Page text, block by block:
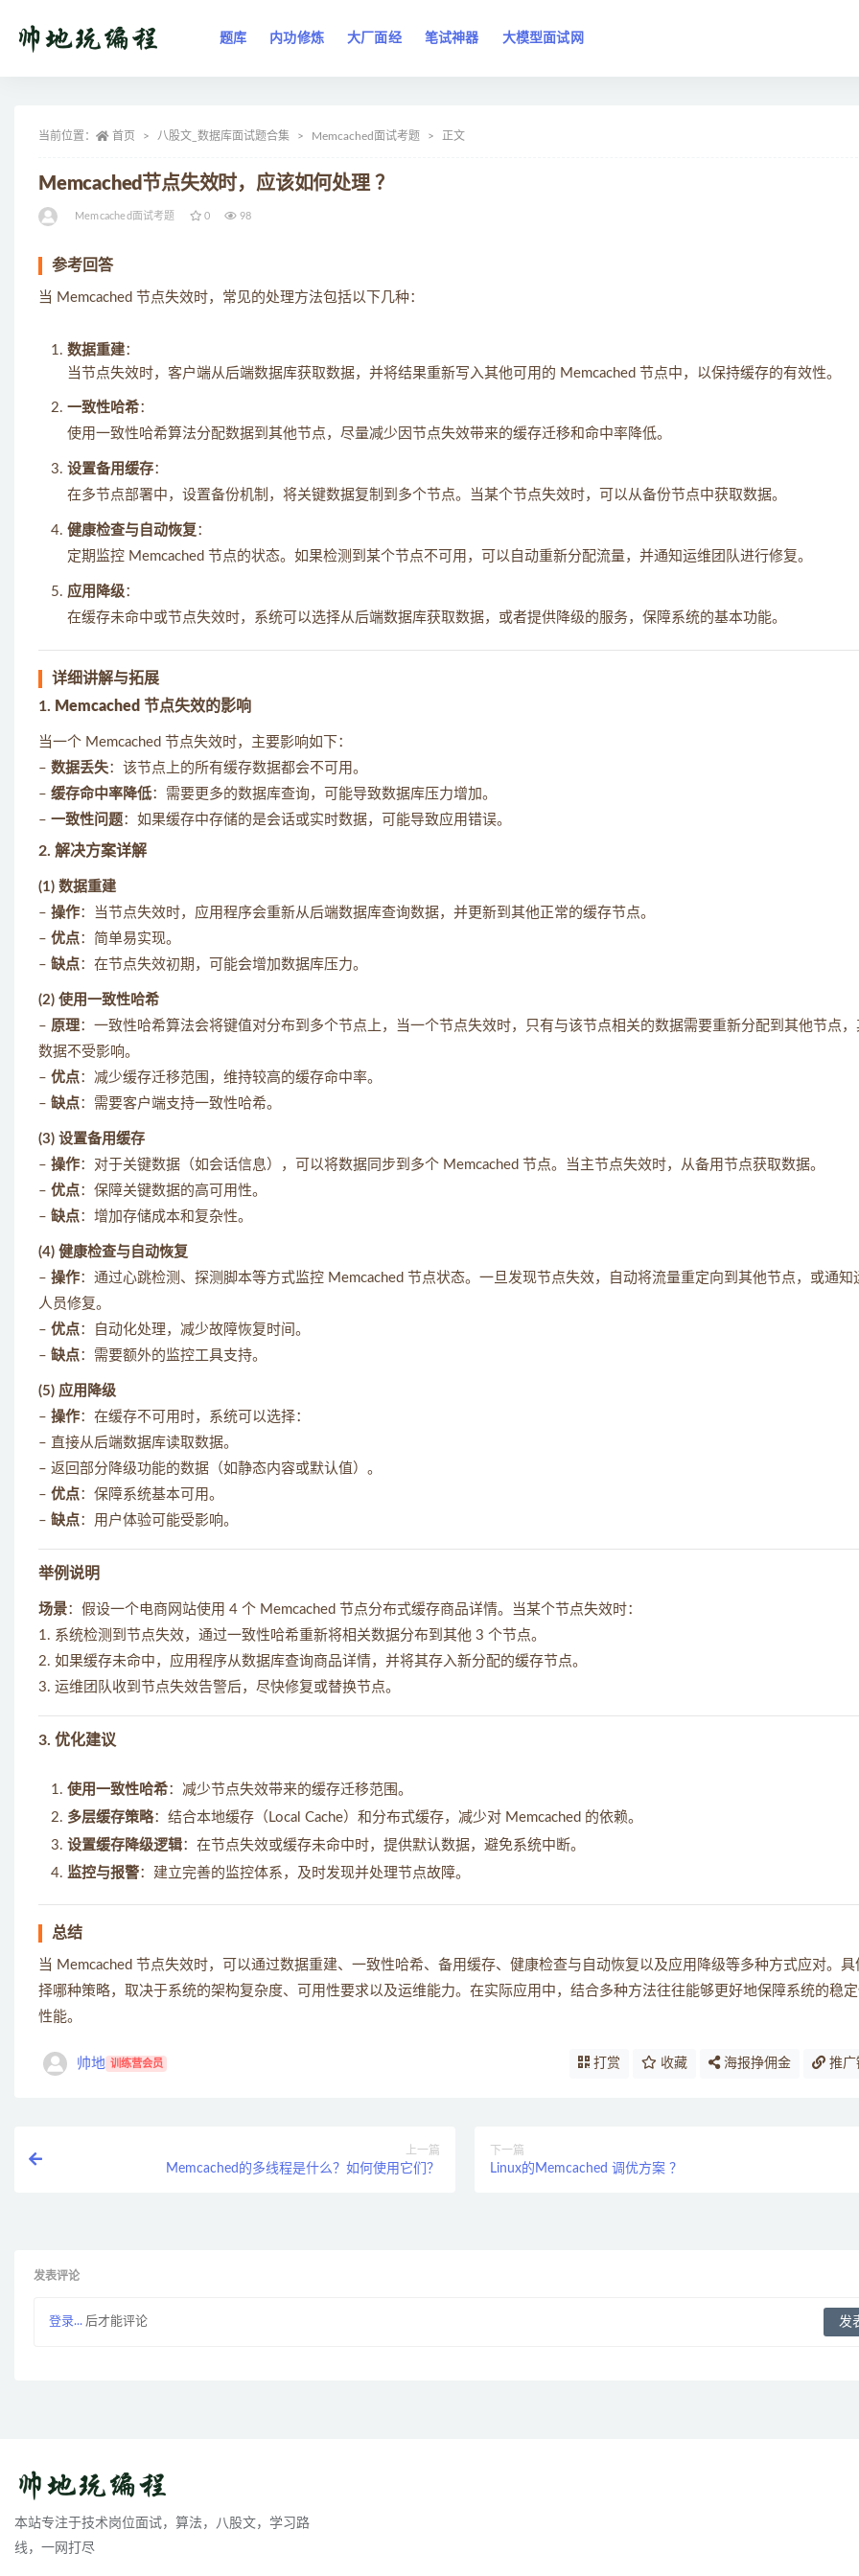
题库 内功修炼 大厂面经 笔试神器 大模型面试网
当前位置： 首页 八股文_数据库面试题合集 Memcached面试考题 正文
Memcached节点失效时，应该如何处理 ？
Memcached面试考题 0 98
参考回答
当 Memcached 节点失效时，常见的处理方法包括以下几种：
数据重建：
当节点失效时，客户端从后端数据库获取数据，并将结果重新写入其他可用的 Memcached 节点中，以保持缓存的有效性。
一致性哈希：
使用一致性哈希算法分配数据到其他节点，尽量减少因节点失效带来的缓存迁移和命中率降低。
设置备用缓存：
在多节点部署中，设置备份机制，将关键数据复制到多个节点。当某个节点失效时，可以从备份节点中获取数据。
健康检查与自动恢复 ：
定期监控 Memcached 节点的状态。如果检测到某个节点不可用，可以自动重新分配流量，并通知运维团队进行修复。
应用降级：
在缓存未命中或节点失效时，系统可以选择从后端数据库获取数据，或者提供降级的服务，保障系统的基本功能。
详细讲解与拓展
1. Memcached 节点失效的影响
当一个 Memcached 节点失效时，主要影响如下：
– 数据丢失：该节点上的所有缓存数据都会不可用。
– 缓存命中率降低：需要更多的数据库查询，可能导致数据库压力增加。
– 一致性问题：如果缓存中存储的是会话或实时数据，可能导致应用错误。
2. 解决方案详解
(1) 数据重建
– 操作：当节点失效时，应用程序会重新从后端数据库查询数据，并更新到其他正常的缓存节点。
– 优点：简单易实现。
– 缺点：在节点失效初期，可能会增加数据库压力。
(2) 使用一致性哈希
– 原理：一致性哈希算法会将键值对分布到多个节点上，当一个节点失效时，只有与该节点相关的数据需要重新分配到其他节点，
数据不受影响。
– 优点：减少缓存迁移范围，维持较高的缓存命中率。
– 缺点：需要客户端支持一致性哈希。
(3) 设置备用缓存
– 操作：对于关键数据（如会话信息），可以将数据同步到多个 Memcached 节点。当主节点失效时，从备用节点获取数据。
– 优点：保障关键数据的高可用性。
– 缺点：增加存储成本和复杂性。
(4) 健康检查与自动恢复
– 操作：通过心跳检测、探测脚本等方式监控 Memcached 节点状态。一旦发现节点失效，自动将流量重定向到其他节点，或通知
人员修复。
– 优点：自动化处理，减少故障恢复时间。
– 缺点：需要额外的监控工具支持。
(5) 应用降级
– 操作：在缓存不可用时，系统可以选择：
– 直接从后端数据库读取数据。
– 返回部分降级功能的数据（如静态内容或默认值）。
– 优点：保障系统基本可用。
– 缺点：用户体验可能受影响。
举例说明
场景：假设一个电商网站使用 4 个 Memcached 节点分布式缓存商品详情。当某个节点失效时：
1. 系统检测到节点失效，通过一致性哈希重新将相关数据分布到其他 3 个节点。
2. 如果缓存未命中，应用程序从数据库查询商品详情，并将其存入新分配的缓存节点。
3. 运维团队收到节点失效告警后，尽快修复或替换节点。
3. 优化建议
使用一致性哈希：减少节点失效带来的缓存迁移范围。
多层缓存策略：结合本地缓存（Local Cache）和分布式缓存，减少对 Memcached 的依赖。
设置缓存降级逻辑：在节点失效或缓存未命中时，提供默认数据，避免系统中断。
监控与报警：建立完善的监控体系，及时发现并处理节点故障。
总结
当 Memcached 节点失效时，可以通过数据重建、一致性哈希、备用缓存、健康检查与自动恢复以及应用降级等多种方式应对。具
择哪种策略，取决于系统的架构复杂度、可用性要求以及运维能力。在实际应用中，结合多种方法往往能够更好地保障系统的稳定
性能。
帅地 训练营会员 打赏 收藏 海报挣佣金 推广
上一篇
Memcached的多线程是什么？如何使用它们？
下一篇
Linux的Memcached 调优方案 ？
发表评论
登录... 后才能评论
本站专注于技术岗位面试，算法，八股文，学习路
线，一网打尽